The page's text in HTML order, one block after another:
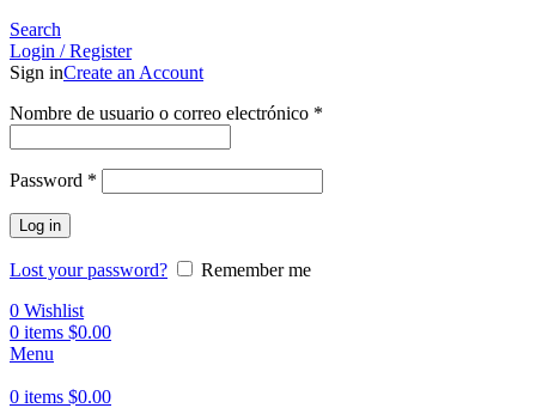
Search
Login / Register
Sign inCreate an Account
Nombre de usuario o correo electrónico *
Password *
Log in
Lost your password?
Remember me
0 Wishlist
0 items $0.00
Menu
0 items $0.00